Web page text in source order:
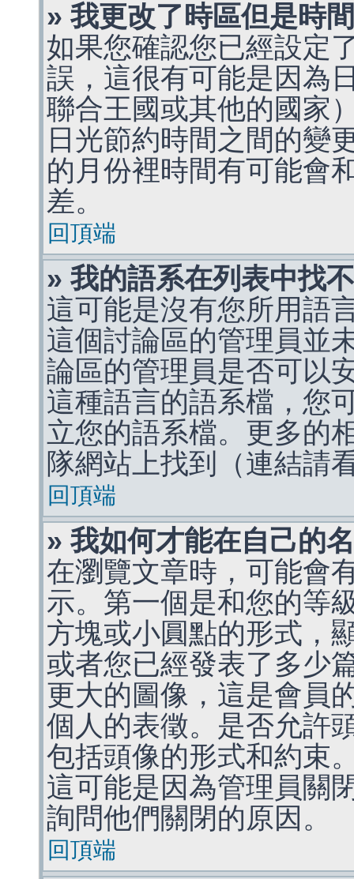
» 我更改了時區但是時
如果您確認您已經設定
誤，這很有可能是因為
聯合王國或其他的國家
日光節約時間之間的變
的月份裡時間有可能會
差。
回頂端
» 我的語系在列表中找
這可能是沒有您所用語
這個討論區的管理員並
論區的管理員是否可以
這種語言的語系檔，您
立您的語系檔。更多的
隊網站上找到（連結請
回頂端
» 我如何才能在自己的
在瀏覽文章時，可能會
示。第一個是和您的等
方塊或小圓點的形式，
或者您已經發表了多少
更大的圖像，這是會員
個人的表徵。是否允許
包括頭像的形式和約束
這可能是因為管理員關
詢問他們關閉的原因。
回頂端